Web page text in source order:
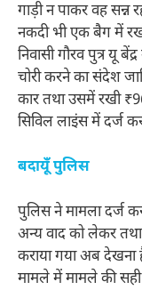
गाड़ी न पाकर वह सन्न
नकदी भी एक बैग में
निवासी गौरव पुत्र यू
चोरी करने का संदेश
कार तथा उसमें रखी
सिविल लाइंस में दर्ज
बदायूँ पुलिस
पुलिस ने मामला दर्ज
अन्य वाद को लेकर
कराया गया अब देखना
मामले में मामले की